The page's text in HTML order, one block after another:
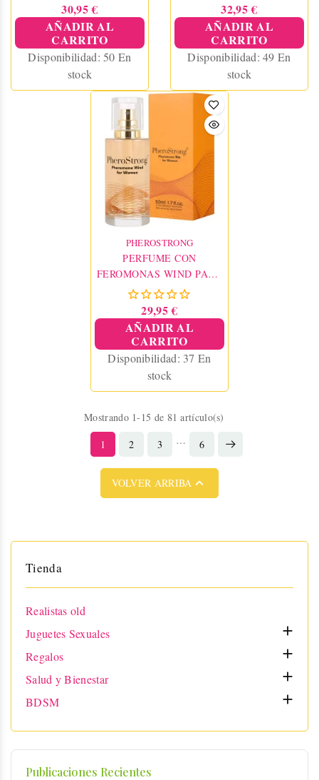
PHEROSTRONG
30,95 €
AÑADIR AL
CARRITO
Disponibilidad:50 En
stock
PHEROSTRONG
32,95 €
AÑADIR AL
CARRITO
Disponibilidad:49 En
stock
PHEROSTRONG
PERFUME CON
FEROMONAS WIND PARA
MUJER 50 ML
PHEROSTRONG
29,95 €
AÑADIR AL
CARRITO
Disponibilidad: 37 En
stock
Mostrando 1-15 de 81 artículo(s)
1
2 3 … 6
VOLVER ARRIBA 
Tienda
Realistas old
Juguetes Sexuales

Regalos 
Salud y Bienestar 
BDSM 
Publicaciones Recientes